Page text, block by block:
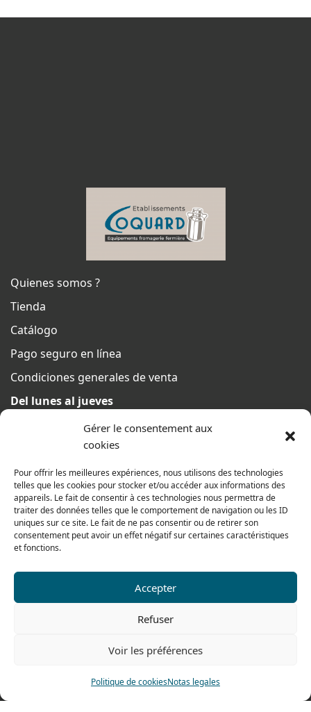
Gérer le consentement aux
cookies
Pour offrir les meilleures expériences, nous utilisons des technologies
telles que les cookies pour stocker et/ou accéder aux informations des
appareils. Le fait de consentir à ces technologies nous permettra de
traiter des données telles que le comportement de navigation ou les ID
uniques sur ce site. Le fait de ne pas consentir ou de retirer son
consentement peut avoir un effet négatif sur certaines caractéristiques
et fonctions.
Accepter
Refuser
Voir les préférences
Politique de cookiesNotas legales
Quienes somos ?
Tienda
Catálogo
Pago seguro en línea
Condiciones generales de venta
Del lunes al jueves
Nuestra gama para particulares
Fax: 0033 474 62 81 69
478 rue Alexandre Richetta
69400 Villefranche sur Saône
Plano de accesso